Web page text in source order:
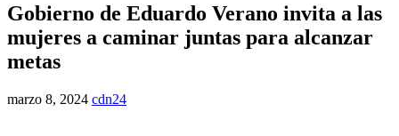
Gobierno de Eduardo Verano invita a las
mujeres a caminar juntas para alcanzar
metas
marzo 8, 2024 cdn24